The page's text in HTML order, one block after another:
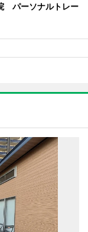
パーソナルトレー